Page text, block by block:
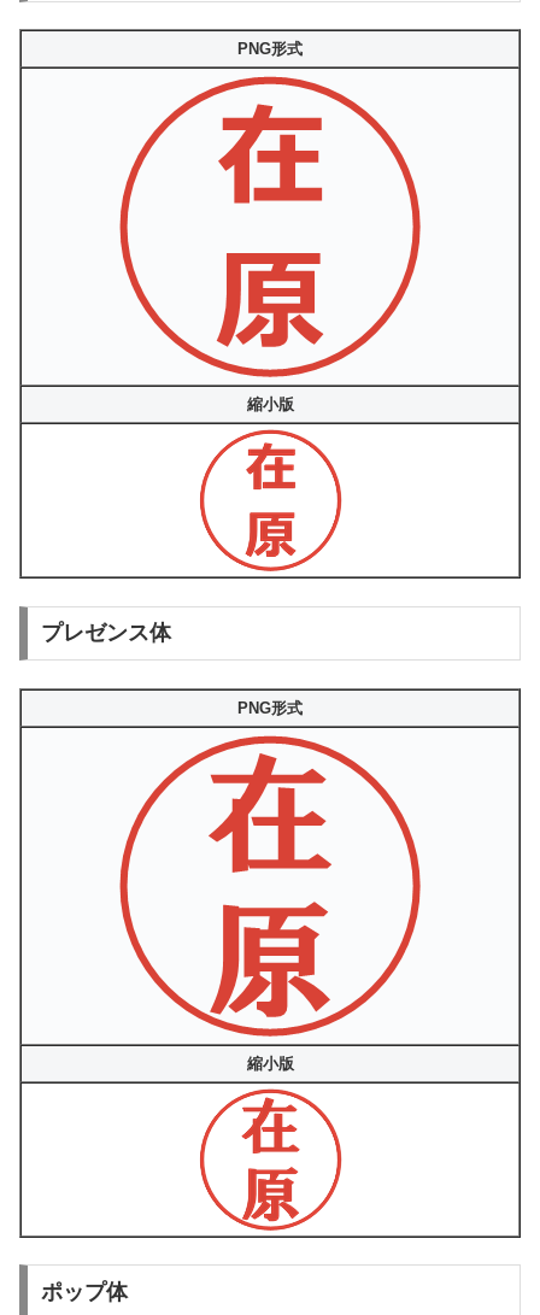
PNG形式
縮小版
プレゼンス体
PNG形式
縮小版
ポップ体